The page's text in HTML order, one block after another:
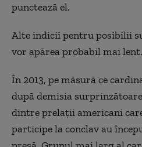
punctează el.
Alte indicii pentru posibilii
vor apărea probabil mai lent.
În 2013, pe măsură ce
după demisia
dintre prelaţii americani
participe la conclav au